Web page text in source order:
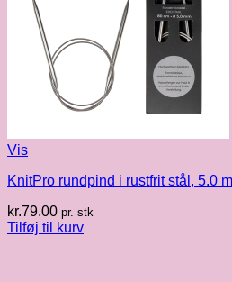
Vis
KnitPro rundpind i rustfrit stål, 5.0
kr.79.00 pr. stk
Tilføj til kurv